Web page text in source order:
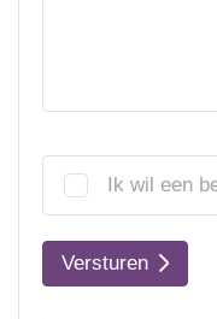
Ik wil een
Versturen